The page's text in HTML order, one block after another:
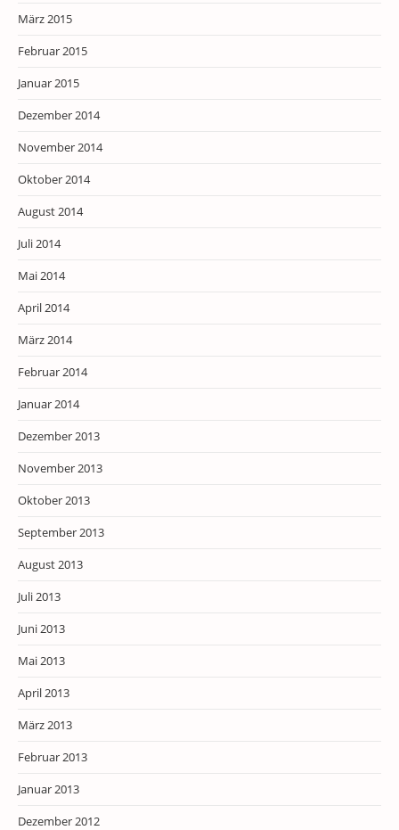
März 2015
Februar 2015
Januar 2015
Dezember 2014
November 2014
Oktober 2014
August 2014
Juli 2014
Mai 2014
April 2014
März 2014
Februar 2014
Januar 2014
Dezember 2013
November 2013
Oktober 2013
September 2013
August 2013
Juli 2013
Juni 2013
Mai 2013
April 2013
März 2013
Februar 2013
Januar 2013
Dezember 2012